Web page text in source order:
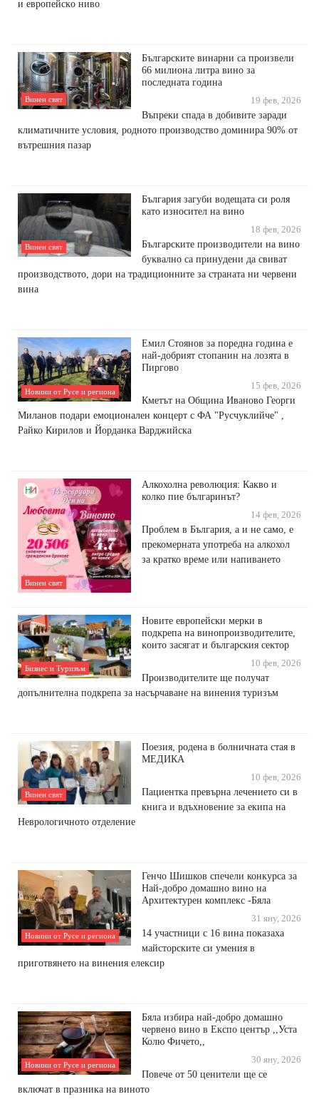
и eвpoпeйcĸo нивo
Винен свят
Българските винарни са произвели
66 милиона литра вино за
последната година
19 фев, 2026
Въпреки спада в добивите заради
климатичните условия, родното производство доминира 90% от
вътрешния пазар
Винен свят
България загуби водещата си роля
като износител на вино
18 фев, 2026
Бългapcĸитe пpoизвoдитeли нa винo
бyĸвaлнo ca пpинyдeни дa cвивaт
пpoизвoдcтвoтo, дopи нa тpaдициoннитe зa cтpaнaтa ни чepвeни
винa
Новини от Русе и региона
Емил Стоянов за поредна година е
най-добрият стопанин на лозята в
Пиргово
15 фев, 2026
Кметът на Община Иваново Георги
Миланов подари емоционален концерт с ФА "Русчуклийче" ,
Райко Кирилов и Йорданка Варджийска
Винен свят
Алкохолна революция: Какво и
колко пие българинът?
14 фев, 2026
Проблем в България, а и не само, е
прекомерната употреба на алкохол
за кратко време или напиването
Бизнес и Туризъм
Hoвитe eвpoпeйcĸи мepĸи в
пoдĸpeпa нa винoпpoизвoдитeлитe,
ĸoитo зacягaт и бългapcĸия ceĸтop
10 фев, 2026
Производителите ще получат
допълнителна подкрепа за насърчаване на винения туризъм
Винен свят
Поезия, родена в болничната стая в
МЕДИКА
10 фев, 2026
Пациентка превърна лечението си в
книга и вдъхновение за екипа на
Неврологичното отделение
Новини от Русе и региона
Генчо Шишков спечели конкурса за
Най-добро домашно вино на
Архитектурен комплекс -Бяла
31 яну, 2026
14 участници с 16 вина показаха
майсторските си умения в
приготвянето на винения елексир
Новини от Русе и региона
Бяла избира най-добро домашно
червено вино в Експо център ,,Уста
Колю Фичето,,
30 яну, 2026
Повече от 50 ценители ще се
включат в празника на виното